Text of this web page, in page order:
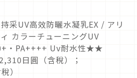
采UV高效防曬水凝乳EX / アリ
カラーチューニングUV
・PA++++ Uv耐水性★★
日圓（含稅）；
）